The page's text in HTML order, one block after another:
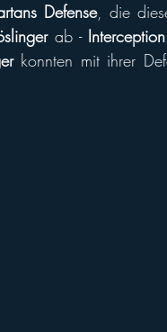
Defense, die
ab - Interception
konnten mit ihrer